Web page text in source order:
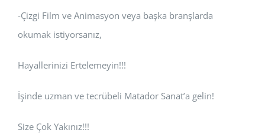
-Çizgi Film ve Animasyon veya başka branşlarda
okumak istiyorsanız,
Hayallerinizi Ertelemeyin!!!
İşinde uzman ve tecrübeli Matador Sanat’a gelin!
Size Çok Yakınız!!!